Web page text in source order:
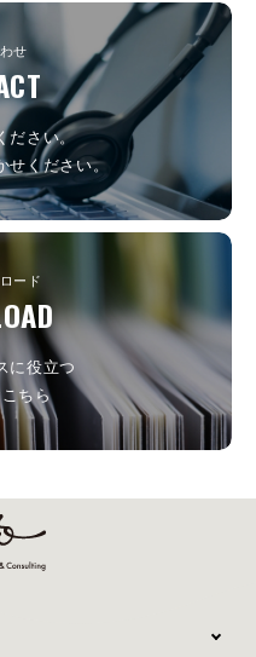
ード
に役立つ
ちら
せ
ださい。
せください。